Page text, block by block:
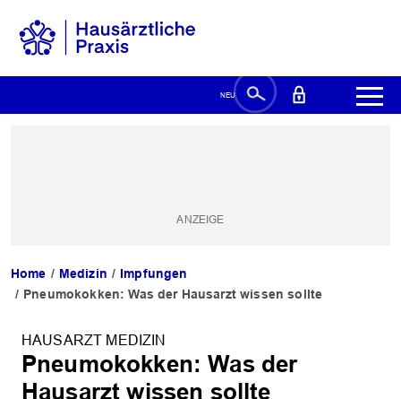
Home Medizin
Impfungen
Pneumokokken: Was der Hausarzt wissen sollte
HAUSARZT MEDIZIN
Pneumokokken: Was der
Hausarzt wissen sollte